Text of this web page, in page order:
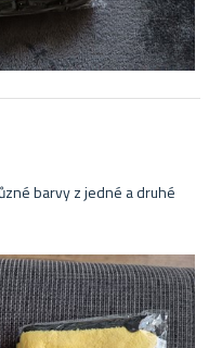
barvy z jedné a druhé